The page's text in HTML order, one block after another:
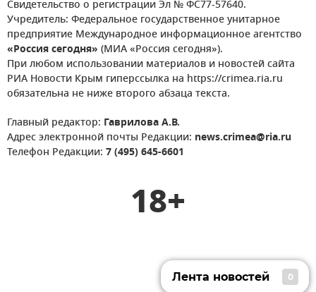
Свидетельство о регистрации Эл № ФС77-57640.
Учредитель: Федеральное государственное унитарное
предприятие Международное информационное агентство
«Россия сегодня» (МИА «Россия сегодня»).
При любом использовании материалов и новостей сайта
РИА Новости Крым гиперссылка на https://crimea.ria.ru
обязательна не ниже второго абзаца текста.
Главный редактор: Гаврилова А.В.
Адрес электронной почты Редакции: news.crimea@ria.ru
Телефон Редакции: 7 (495) 645-6601
18+
Лента новостей 0